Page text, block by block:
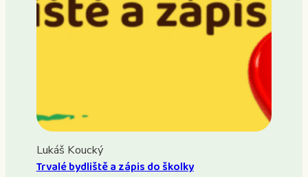
Lukáš Koucký
Trvalé bydliště a zápis do školky